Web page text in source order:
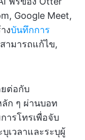
Google Meet,
งบันทึกการ
มารถแก้ไข,
ยต่อกับ
ก ๆ ผ่านบอท
ารโทรเพื่อจับ
เวลาและระบุผู้